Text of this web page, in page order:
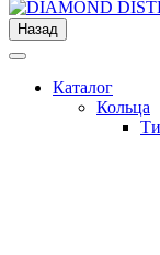
Назад
Каталог
Кольца